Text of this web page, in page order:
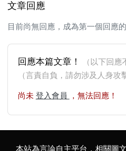
文章回應
目前尚無回應，成為第一個回應
回應本篇文章！
（以下回
（言責自負，請勿涉及人身攻
尚未 登入會員 ，無法回應！
本站為言論自主平台，相關圖